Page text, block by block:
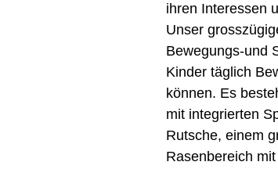
ihren Interessen
Unser
Bewegungs-und
Kinder täglich
können. Es
mit integrierten
Rutsche, einem
Rasenbereich